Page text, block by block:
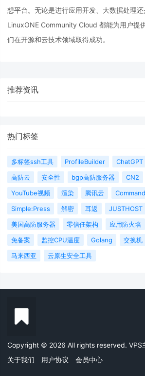
想平台。 无论是进行应用开发、 大数据处理还
LinuxONE Community Cloud 都能为用户提
们在开源和云技术领域取得成功。
推荐资讯
热门标签
多标签ssh工具 ProfileBuilder ChatGPT
高防云
安全性 bgp高防服务器 CN2
YouTube视频
渲染 腾讯云 Command
Simple:Press
解密 耳返 JUSTHOST
美国高防服务器
零信任架构 应用防火墙
免备案
监控CPU温度 Golang 交换机
马来西亚
云原生安全工具
Copyright © 2026 All rights reserved. VPS
关于我们
用户协议 会员中心